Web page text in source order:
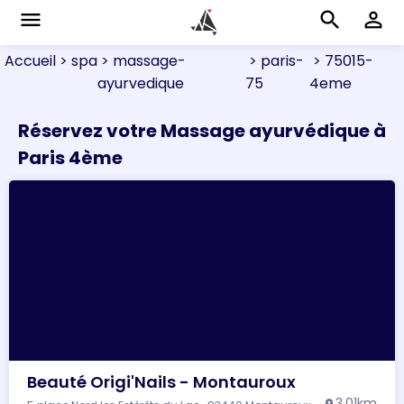
menu search perm_identity
Accueil > spa > massage-
ayurvedique
> paris-
75
> 75015-
4eme
Réservez votre Massage ayurvédique à
Paris 4ème
Beauté Origi'Nails - Montauroux